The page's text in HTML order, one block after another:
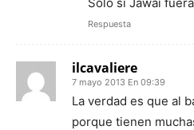
Respuesta
ilcavaliere
7 mayo 2013 En 09:39
La verdad es que al
porque tienen